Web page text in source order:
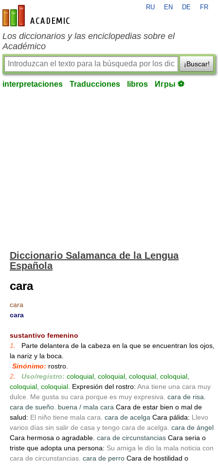
es-academic.com
RU EN DE FR
Los diccionarios y las enciclopedias sobre el
Académico
¡Buscar!
interpretaciones Traducciones libros Игры ⚽
Diccionario Salamanca de la Lengua
Española
cara
cara
cara
sustantivo femenino
1.
Parte delantera de la cabeza en la que se encuentran los ojos,
la nariz y la boca.
Sinónimo: rostro.
2.
Uso/registro: coloquial, coloquial, coloquial, coloquial,
coloquial, coloquial. Expresión del rostro: Ana tiene una cara muy
dulce. Me gusta su cara porque es muy expresiva. cara de risa.
cara de sueño. buena / mala cara Cara de estar bien o mal de
salud: El niño tiene mala cara. cara de acelga Cara pálida: Llevo
varios días sin salir de casa y tengo cara de acelga. cara de ángel
Cara hermosa o agradable. cara de circunstancias Cara seria o
triste que adopta una persona: Su amiga le dio la mala noticia con
cara de circunstancias. cara de perro Cara de hostilidad o